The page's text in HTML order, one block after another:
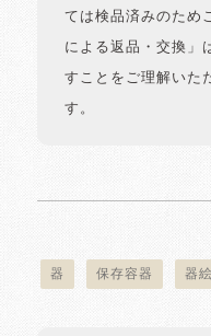
ては検品済みのため
による返品・交換」
すことをご理解いた
す。
器 保存容器 器